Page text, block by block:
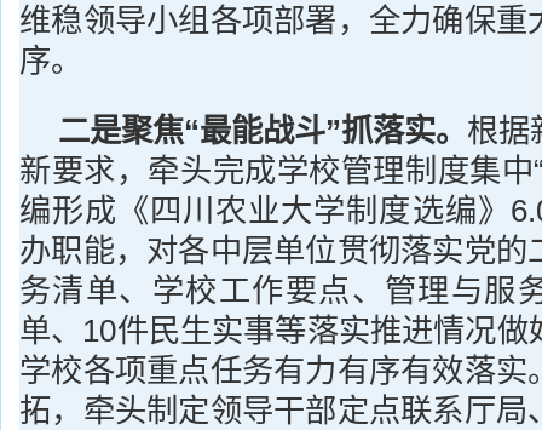
维稳领导小组各项部署，全力确保重
序。
二是聚焦“最能战斗”抓落实。 根据
新要求，牵头完成学校管理制度集中
编形成《四川农业大学制度选编》
办职能，对各中层单位贯彻落实党的
务清单、学校工作要点、管理与服
单、10件民生实事等落实推进情况做
学校各项重点任务有力有序有效落实
拓，牵头制定领导干部定点联系厅局